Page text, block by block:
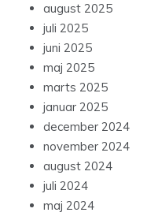
august 2025
juli 2025
juni 2025
maj 2025
marts 2025
januar 2025
december 2024
november 2024
august 2024
juli 2024
maj 2024